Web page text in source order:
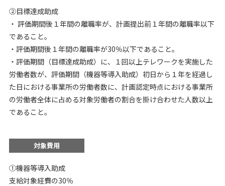
②目標達成助成
・ 評価期間後１年間の離職率が、計画提出前１年間の離職率以下
であること。
・評価期間後１年間の離職率が30％以下であること。
・評価期間（目標達成助成）に、１回以上テレワークを実施した
労働者数が、評価期間（機器等導入助成）初日から１年を経過し
た日における事業所の労働者数に、計画認定時点における事業所
の労働者全体に占める対象労働者の割合を掛け合わせた人数以上
であること。
対象費用
①機器等導入助成
支給対象経費の30％